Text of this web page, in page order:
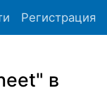
Регистрация
в